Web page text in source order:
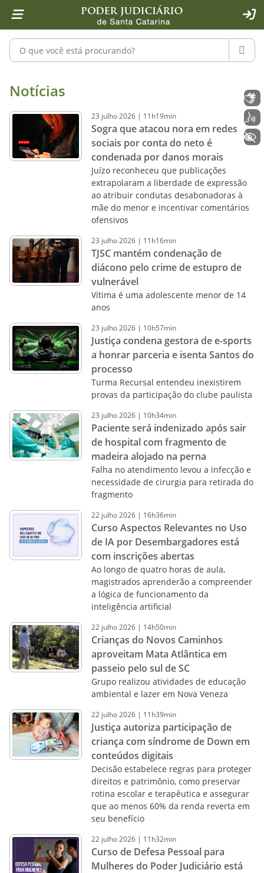
1 Ir para o conteúdo
2 Ir para a ferramenta de acessibilidade - Rybená
4 Ir para o menu principal
5 Ir para a pesquisa
6 Ir para o rodapé
7 Ir para a página inicial
Pesquisar no portal
Notícias - Imprensa - Poder
Notícias
23 julho2026 | 11h19min
Sogra que atacou nora em redes
sociais por conta do neto é
condenada por danos morais
Juízo reconheceu que publicações
extrapolaram a liberdade de expressão
ao atribuir condutas desabonadoras à
mãe do menor e incentivar comentários
ofensivos
23 julho2026 | 11h16min
TJSC mantém condenação de
diácono pelo crime de estupro de
vulnerável
Vítima é uma adolescente menor de 14
anos
23 julho2026 | 10h57min
Justiça condena gestora de e-sports
a honrar parceria e isenta Santos do
processo
Turma Recursal entendeu inexistirem
provas da participação do clube paulista
23 julho2026 | 10h34min
Paciente será indenizado após sair
de hospital com fragmento de
madeira alojado na perna
Falha no atendimento levou a infecção e
necessidade de cirurgia para retirada do
fragmento
22 julho2026 | 16h36min
Curso Aspectos Relevantes no Uso
de IA por Desembargadores está
com inscrições abertas
Ao longo de quatro horas de aula,
magistrados aprenderão a compreender
a lógica de funcionamento da
inteligência artificial
22 julho2026 | 14h50min
Crianças do Novos Caminhos
aproveitam Mata Atlântica em
passeio pelo sul de SC
Grupo realizou atividades de educação
ambiental e lazer em Nova Veneza
22 julho2026 | 11h39min
Justiça autoriza participação de
criança com síndrome de Down em
conteúdos digitais
Decisão estabelece regras para proteger
direitos e patrimônio, como preservar
rotina escolar e terapêutica e assegurar
que ao menos 60% da renda reverta em
seu benefício
22 julho2026 | 11h32min
Curso de Defesa Pessoal para
Mulheres do Poder Judiciário está
+ Acessibilidade